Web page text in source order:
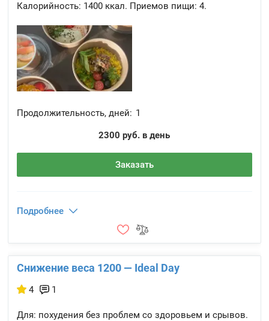
Калорийность: 1400 ккал. Приемов пищи: 4.
Продолжительность, дней: 1
2300 руб. в день
Заказать
Подробнее
Снижение веса 1200 — Ideal Day
4 1
Для: похудения без проблем со здоровьем и срывов.